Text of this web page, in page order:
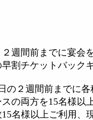
２週間前までに宴会
割チケットバック
２週間前までに各
の両方を15名様以
名様以上ご利用、